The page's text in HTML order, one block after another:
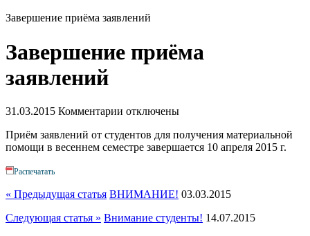
Завершение приёма заявлений
Завершение приёма
заявлений
31.03.2015 Комментарии отключены
Приём заявлений от студентов для получения материальной
помощи в весеннем семестре завершается 10 апреля 2015 г.
Распечатать
« Предыдущая статья ВНИМАНИЕ! 03.03.2015
Следующая статья » Внимание студенты! 14.07.2015